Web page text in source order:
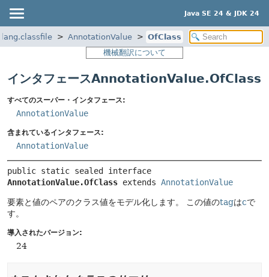
Java SE 24 & JDK 24
AnnotationValue
OfClass
機械翻訳について
インタフェースAnnotationValue.OfClass
すべてのスーパー・インタフェース:
AnnotationValue
含まれているインタフェース:
AnnotationValue
AnnotationValue.OfClass extends AnnotationValue
要素と値のペアのクラス値をモデル化します。 この値のtagはcで
す。
導入されたバージョン:
24